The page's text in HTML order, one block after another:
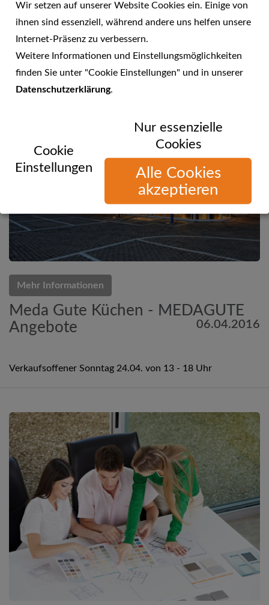
"sehr gut"
04.08.2016
Küchenanbieter-Test 2016 bei Focus Money
Mehr Informationen
Meda Gute Küchen - MEDAGUTE
Angebote
06.04.2016
Verkaufsoffener Sonntag 24.04. von 13 - 18 Uhr
Wir setzen auf unserer Website Cookies ein. Einige von
ihnen sind essenziell, während andere uns helfen unsere
Internet-Präsenz zu verbessern.
Weitere Informationen und Einstellungsmöglichkeiten
finden Sie unter "Cookie Einstellungen" und in unserer
Datenschutzerklärung.
Cookie
Einstellungen
Nur essenzielle
Cookies
Alle Cookies
akzeptieren